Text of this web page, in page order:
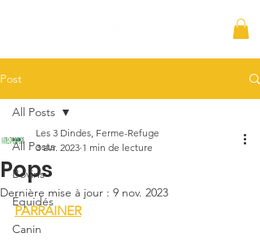
Post
All Posts
Bovins
Équidés
Canin
All Posts
Pops
Les 3 Dindes, Ferme-Refuge
3 avr. 2023 1 min de lecture
Dernière mise à jour : 9 nov. 2023
PARRAINER